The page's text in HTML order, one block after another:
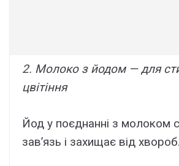
2. Молоко з йодом — для
цвітіння
Йод у поєднанні з молоком
зав’язь і захищає від хвороб.